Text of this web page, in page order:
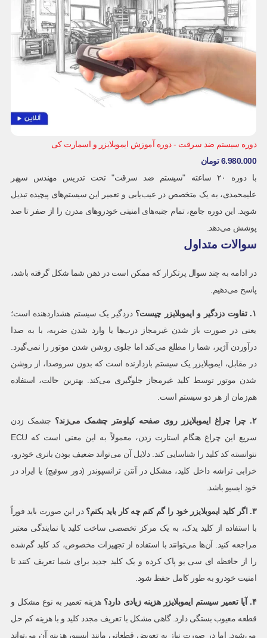
دوره سیستم ضد سرقت - دوره آموزش ایموبلایزر و اسمارت کی
6.980.000 تومان
با دوره ۲۰ ساعته "سیستم ضد سرقت" تحت تدریس مهندس سپهر
علیمحمدی، به یک متخصص در عیب‌یابی و تعمیر این سیستم‌های پیچیده تبدیل
شوید. این دوره جامع، تمام جنبه‌های امنیتی خودروهای مدرن را از صفر تا صد
پوشش می‌دهد.
سوالات متداول
در ادامه به چند سوال پرتکرار که ممکن است در ذهن شما شکل گرفته باشد،
پاسخ می‌دهیم.
۱.تفاوت دزدگیر و ایموبلایزر چیست؟ دزدگیر یک سیستم هشداردهنده است؛
یعنی در صورت باز شدن غیرمجاز درب‌ها یا وارد شدن ضربه، با به صدا
درآوردن آژیر، شما را مطلع می‌کند اما جلوی روشن شدن موتور را نمی‌گیرد.
در مقابل، ایموبلایزر یک سیستم بازدارنده است که بدون سروصدا، از روشن
شدن موتور توسط کلید غیرمجاز جلوگیری می‌کند. بهترین حالت، استفاده
هم‌زمان از هر دو سیستم است.
۲.چرا چراغ ایموبلایزر روی صفحه کیلومتر چشمک می‌زند؟ چشمک زدن
سریع این چراغ هنگام استارت زدن، معمولاً به این معنی است که ECU
نتوانسته کد کلید را شناسایی کند. دلایل آن می‌تواند ضعیف بودن باتری خودرو،
خرابی تراشه داخل کلید، مشکل در آنتن ترانسپوندر (دور سوئیچ) یا ایراد در
خود ایسیو باشد.
۳. اگر کلید ایموبلایزر خود را گم کنم چه کار باید بکنم؟ در این صورت باید فوراً
با استفاده از کلید یدک، به یک مرکز تخصصی ساخت کلید یا نمایندگی معتبر
مراجعه کنید. آن‌ها می‌توانند با استفاده از تجهیزات مخصوص، کد کلید گم‌شده
را از حافظه ای سی یو پاک کرده و یک کلید جدید برای شما تعریف کنند تا
امنیت خودرو به طور کامل حفظ شود.
۴.آیا تعمیر سیستم ایموبلایزر هزینه زیادی دارد؟ هزینه تعمیر به نوع مشکل و
قطعه معیوب بستگی دارد. گاهی مشکل با تعریف مجدد کلید و با هزینه کم حل
می‌شود. اما در صورت نیاز به تعویض قطعاتی مانند ایسیو، هزینه آن می‌تواند